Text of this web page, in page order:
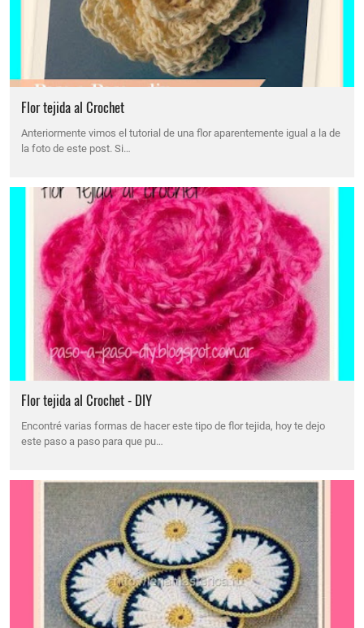
Flor tejida al Crochet
Anteriormente vimos el tutorial de una flor aparentemente igual a la de
la foto de este post. Si…
Flor tejida al Crochet - DIY
Encontré varias formas de hacer este tipo de flor tejida, hoy te dejo
este paso a paso para que pu…